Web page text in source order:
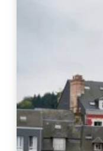
Omaha
Omaha Beach ist
mehr lesen